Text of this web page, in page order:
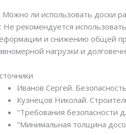
Можно ли использовать доски
Не рекомендуется
и снижению общей
нагрузки и
Иванов Сергей.
Кузнецов Николай.
"Требования безопасности
"Минимальная толщина